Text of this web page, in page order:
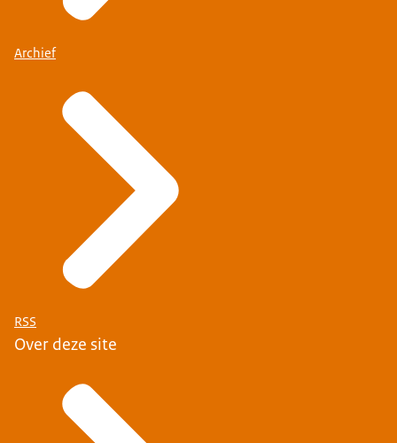
Archief
RSS
Over deze site